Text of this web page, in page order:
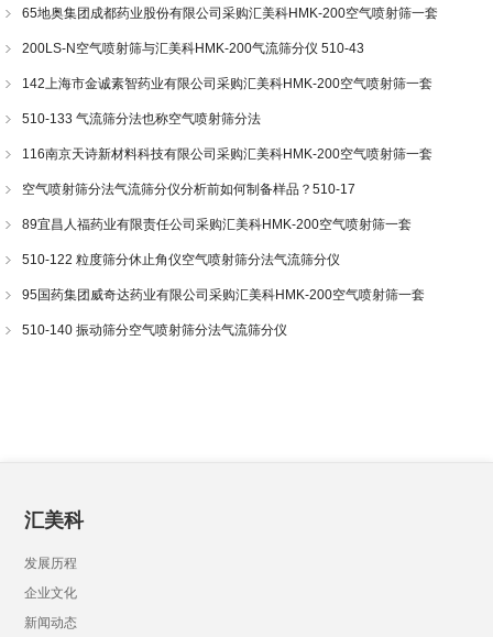
65地奥集团成都药业股份有限公司采购汇美科HMK-200空气喷射筛一套
200LS-N空气喷射筛与汇美科HMK-200气流筛分仪 510-43
142上海市金诚素智药业有限公司采购汇美科HMK-200空气喷射筛一套
510-133 气流筛分法也称空气喷射筛分法
116南京天诗新材料科技有限公司采购汇美科HMK-200空气喷射筛一套
空气喷射筛分法气流筛分仪分析前如何制备样品？510-17
89宜昌人福药业有限责任公司采购汇美科HMK-200空气喷射筛一套
510-122 粒度筛分休止角仪空气喷射筛分法气流筛分仪
95国药集团威奇达药业有限公司采购汇美科HMK-200空气喷射筛一套
510-140 振动筛分空气喷射筛分法气流筛分仪
汇美科
发展历程
企业文化
新闻动态